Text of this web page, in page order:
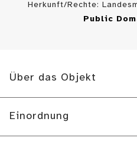
Herkunft/Rechte:
Public
Über das Objekt
Einordnung